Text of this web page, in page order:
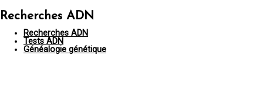
Recherches ADN
Recherches ADN
Tests ADN
Généalogie génétique